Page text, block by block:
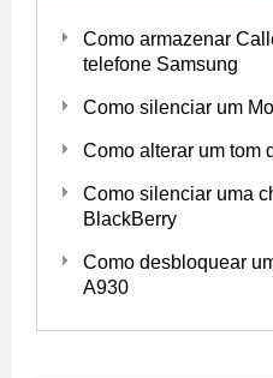
Como armazenar
telefone Samsung
Como silenciar um
Como alterar um tom
Como silenciar uma
BlackBerry
Como desbloquear
A930